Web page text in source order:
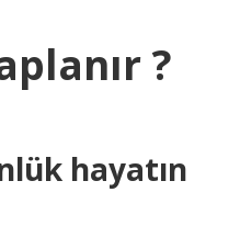
?
hayatın